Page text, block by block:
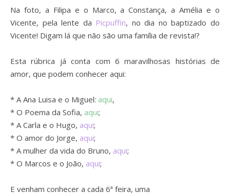
Na foto, a Filipa e o Marco, a Constança, a Amélia e o
Vicente, pela lente da Picpuffin, no dia no baptizado do
Vicente! Digam lá que não são uma família de revista!?
Esta rúbrica já conta com 6 maravilhosas histórias de
amor, que podem conhecer aqui:
* A Ana Luisa e o Miguel: aqui,
* O Poema da Sofia, aqui;
* A Carla e o Hugo, aqui;
* O amor do Jorge, aqui;
* A mulher da vida do Bruno, aqui;
* O Marcos e o João, aqui;
E venham conhecer a cada 6ª feira, uma